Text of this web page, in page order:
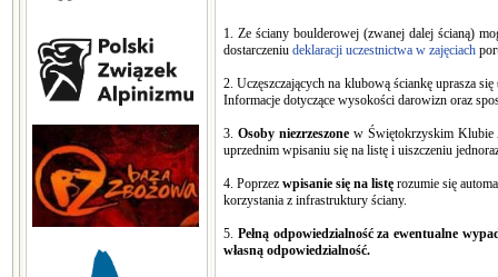
1. Ze ściany boulderowej (zwanej dalej ścianą)
dostarczeniu deklaracji uczestnictwa w zajęciach
2. Uczęszczających na klubową ściankę uprasza się
Informacje dotyczące wysokości darowizn oraz
3.Osoby niezrzeszone w Świętokrzyskim Klubie
uprzednim wpisaniu się na listę i uiszczeniu
4. Poprzez wpisanie się na listę rozumie się
korzystania z infrastruktury ściany.
5. Pełną odpowiedzialność za ewentualne
własną odpowiedzialność.